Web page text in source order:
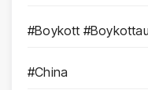
#Boykott
#China